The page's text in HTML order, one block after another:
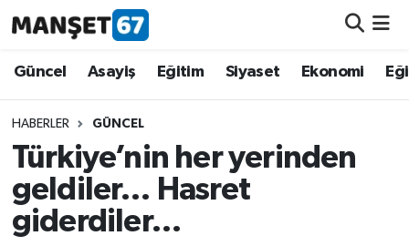
Güncel Asayiş Eğitim Siyaset Ekonomi
HABERLER GÜNCEL
Türkiye’nin her yerinden
geldiler… Hasret
giderdiler…
Güncel
Asayiş
Siyaset
Spor